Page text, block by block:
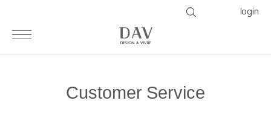
login
Customer Service